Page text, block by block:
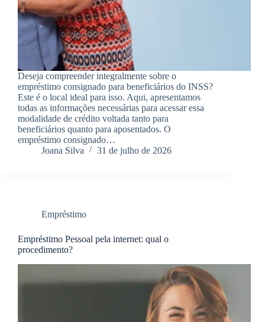
Deseja compreender integralmente sobre o
empréstimo consignado para beneficiários do INSS?
Este é o local ideal para isso. Aqui, apresentamos
todas as informações necessárias para acessar essa
modalidade de crédito voltada tanto para
beneficiários quanto para aposentados. O
empréstimo consignado…
Joana Silva
31 de julho de 2026
Empréstimo
Empréstimo Pessoal pela internet: qual o
procedimento?